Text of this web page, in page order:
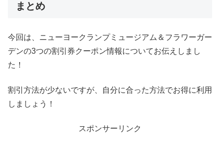
まとめ
今回は、ニューヨークランプミュージアム＆フラワーガー
デンの3つの割引券クーポン情報についてお伝えしまし
た！
割引方法が少ないですが、自分に合った方法でお得に利用
しましょう！
スポンサーリンク